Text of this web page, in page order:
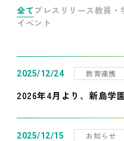
全て プレスリリース教員・
イベント
2025/12/24 教育連携
2026年4月より、新島学
2025/12/15 お知らせ